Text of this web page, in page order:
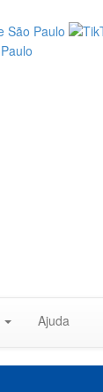
Ajuda